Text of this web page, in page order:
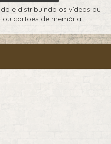
e distribuindo os vídeos ou
ou cartões de memória.